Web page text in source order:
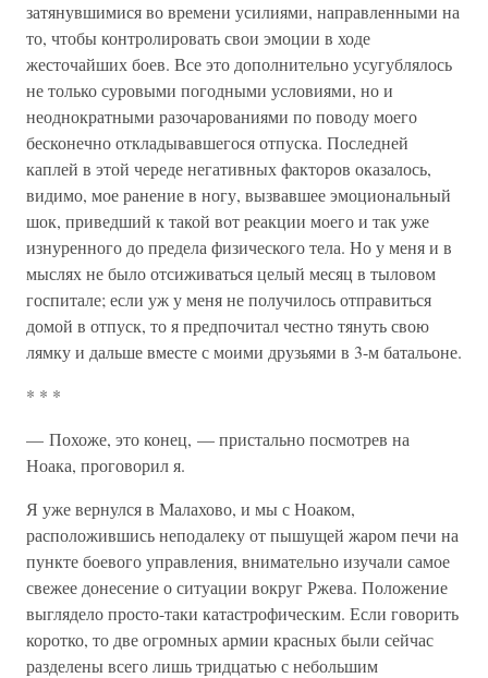
затянувшимися во времени усилиями, направленными на
то, чтобы контролировать свои эмоции в ходе
жесточайших боев. Все это дополнительно усугублялось
не только суровыми погодными условиями, но и
неоднократными разочарованиями по поводу моего
бесконечно откладывавшегося отпуска. Последней
каплей в этой череде негативных факторов оказалось,
видимо, мое ранение в ногу, вызвавшее эмоциональный
шок, приведший к такой вот реакции моего и так уже
изнуренного до предела физического тела. Но у меня и в
мыслях не было отсиживаться целый месяц в тыловом
госпитале; если уж у меня не получилось отправиться
домой в отпуск, то я предпочитал честно тянуть свою
лямку и дальше вместе с моими друзьями в 3-м батальоне.
* * *
— Похоже, это конец, — пристально посмотрев на
Ноака, проговорил я.
Я уже вернулся в Малахово, и мы с Ноаком,
расположившись неподалеку от пышущей жаром печи на
пункте боевого управления, внимательно изучали самое
свежее донесение о ситуации вокруг Ржева. Положение
выглядело просто-таки катастрофическим. Если говорить
коротко, то две огромных армии красных были сейчас
разделены всего лишь тридцатью с небольшим